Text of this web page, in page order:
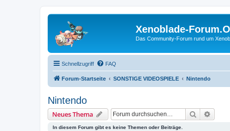
Xenoblade-
Das Community-Forum rund um
Schnellzugriff FAQ
Forum-Startseite SONSTIGE VIDEOSPIELE Nintendo
Nintendo
Neues Thema Suche
In diesem Forum gibt es keine Themen oder Beiträge.